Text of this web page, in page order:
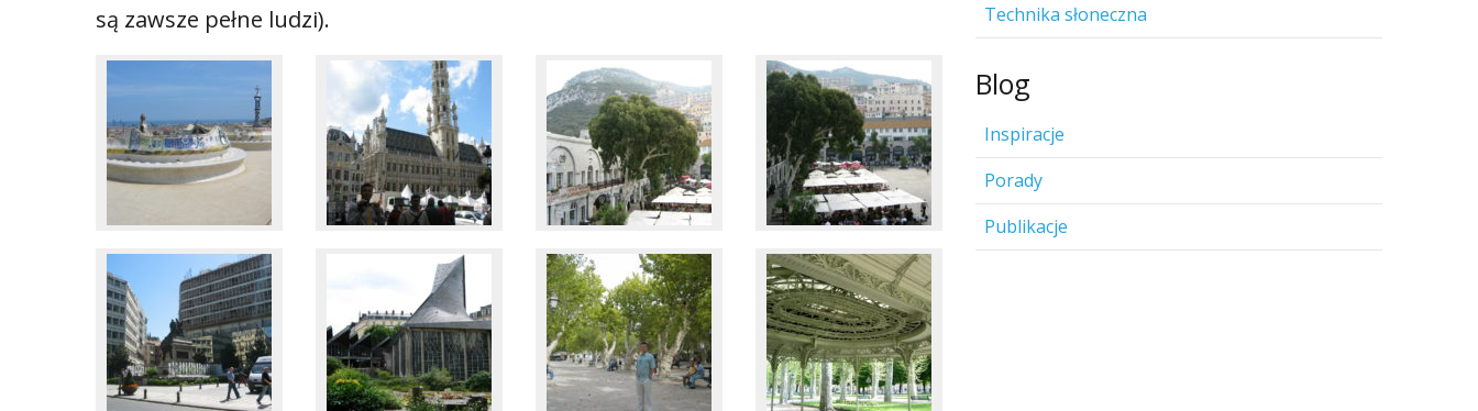
są zawsze pełne ludzi).
Technika słoneczna
Blog
Inspiracje
Porady
Publikacje